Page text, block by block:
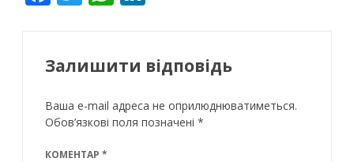
b
o
o
k
er s
p
e
n
Залишити відповідь
Ваша e-mail адреса не оприлюднюватиметься.
Обов’язкові поля позначені *
КОМЕНТАР *